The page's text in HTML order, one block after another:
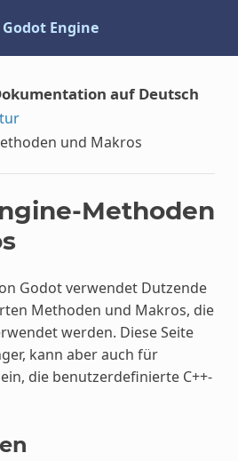
Godot Engine
auf Deutsch
und Makros
Methoden
Godot verwendet Dutzende
Methoden und Makros, die
werden. Diese Seite
kann aber auch für
die benutzerdefinierte C++-